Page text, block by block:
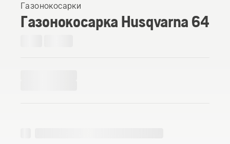
Газонокосарки
Газонокосарка Husqvarna 64